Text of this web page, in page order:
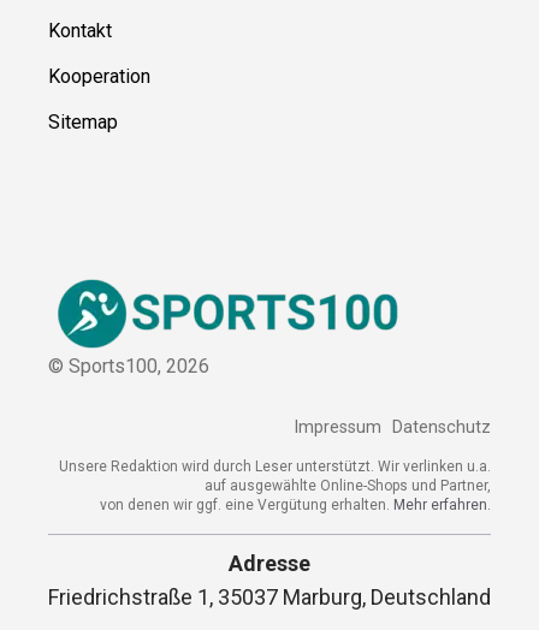
Kontakt
Kooperation
Sitemap
© Sports100, 2026
Impressum Datenschutz
Unsere Redaktion wird durch Leser unterstützt. Wir verlinken u.a.
auf ausgewählte Online-Shops und Partner,
von denen wir ggf. eine Vergütung erhalten. Mehr erfahren.
Adresse
Friedrichstraße 1, 35037 Marburg, Deutschland